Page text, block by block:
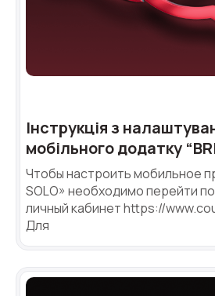
Інструкція з
мобільного додатку
Чтобы настроить мобильное
SOLO» необходимо перейти
личный кабинет https://
Для